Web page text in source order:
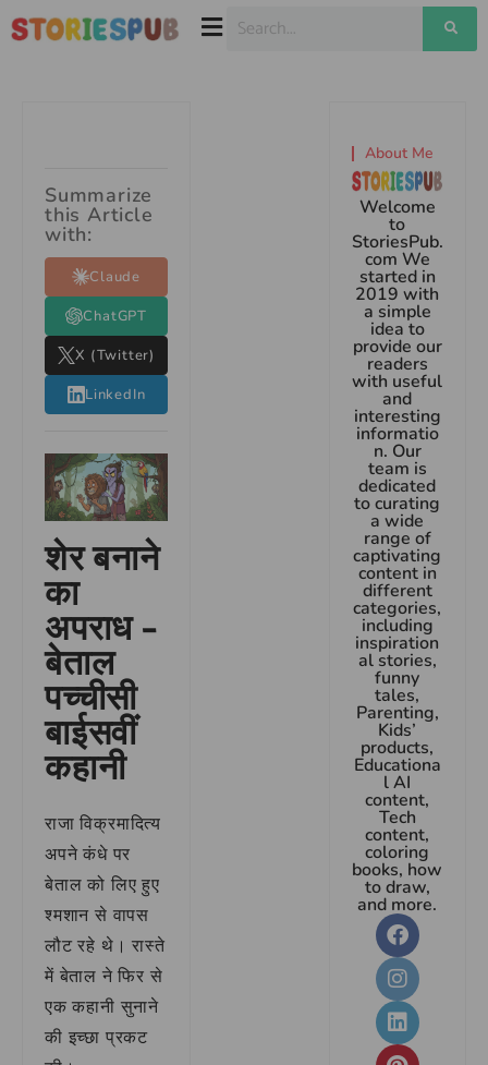
Summarize
this Article
with:
Claude
ChatGPT
X (Twitter)
LinkedIn
शेर बनाने
का
अपराध –
बेताल
पच्चीसी
बाईसवीं
कहानी
राजा विक्रमादित्य
अपने कंधे पर
बेताल को लिए हुए
श्मशान से वापस
लौट रहे थे। रास्ते
में बेताल ने फिर से
एक कहानी सुनाने
की इच्छा प्रकट
About Me
Welcome
to
StoriesPub.
com We
started in
2019 with
a simple
idea to
provide our
readers
with useful
and
interesting
informatio
n. Our
team is
dedicated
to curating
a wide
range of
captivating
content in
different
categories,
including
inspiration
al stories,
funny
tales,
Parenting,
Kids’
products,
Educationa
l AI
content,
Tech
content,
coloring
books, how
to draw,
and more.